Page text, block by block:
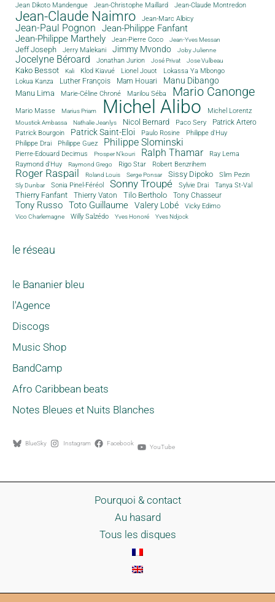
Jean Dikoto Mandengue Jean-Christophe Maillard Jean-Claude Montredon
Jean-Claude Naimro Jean-Marc Albicy
Jean-Paul Pognon
Jean-Philippe Fanfant
Jean-Philippe Marthely
Jean-Pierre Coco Jean-Yves Messan
Jeff Joseph Jerry Malekani Jimmy Mvondo Joby Julienne
Jocelyne Béroard Jonathan Jurion José Privat Jose Vulbeau
Kako Bessot Kali Klod Kiavué Lionel Jouot
Lokassa Ya Mbongo
Lokua Kanza
Luther François Mam Houari Manu Dibango
Manu Lima Marie-Céline Chroné Marilou Séba Mario Canonge
Mario Masse Marius Priam Michel Alibo Michel Lorentz
Moustick Ambassa Nathalie Jeanlys Nicol Bernard Paco Sery
Patrick Artero
Patrick Bourgoin
Patrick Saint-Eloi Paulo Rosine
Philippe d'Huy
Philippe Drai
Philippe Guez Philippe Slominski
Pierre-Edouard Decimus Prosper N'kouri Ralph Thamar
Ray Lema
Raymond d'Huy
Raymond Grego Rigo Star Robert Benzrihem
Roger Raspail Roland Louis Serge Ponsar Sissy Dipoko Slim Pezin
Sly Dunbar Sonia Pinel-Féréol Sonny Troupé Sylvie Drai Tanya St-Val
Thierry Fanfant Thierry Vaton Tilo Bertholo Tony Chasseur
Tony Russo Toto Guillaume Valery Lobé Vicky Edimo
Vico Charlemagne Willy Salzédo Yves Honoré Yves Ndjock
le réseau
le Bananier bleu
l'Agence
Discogs
Music Shop
BandCamp
Afro Caribbean beats
Notes Bleues et Nuits Blanches
BlueSky Instagram Facebook YouTube
Pourquoi & contact
Au hasard
Tous les disques